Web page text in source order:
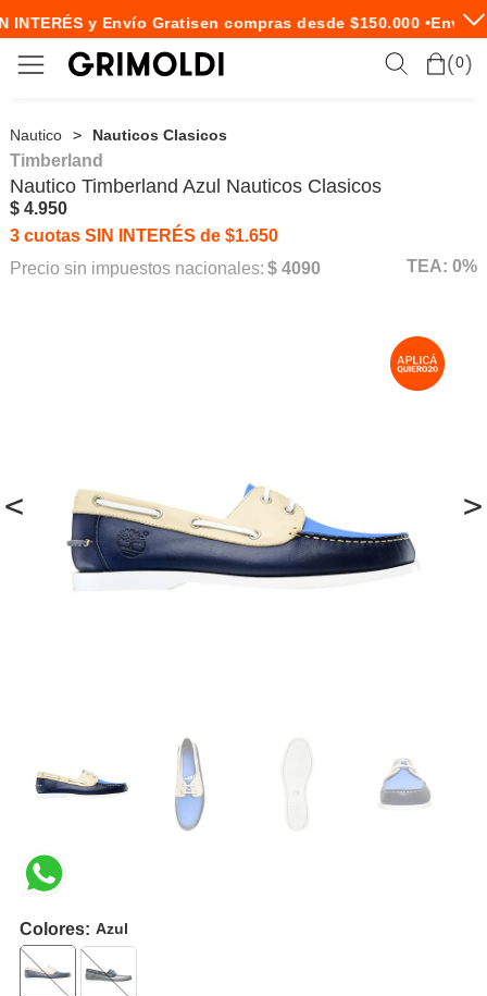
INTERÉS y Envío Gratisen compras desde $150.000 •Envío
0
Nautico Nauticos Clasicos
< >
Timberland
Nautico Timberland Azul Nauticos Clasicos
$ 4.950
3 cuotas SIN INTERÉS de $1.650
Precio sin impuestos nacionales: $ 4090 TEA: 0%
Colores: Azul